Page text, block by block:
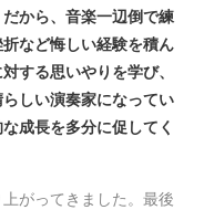
から、音楽一辺倒で練
など悔しい経験を積ん
する思いやりを学び、
しい演奏家になってい
成長を多分に促してく
がってきました。最後